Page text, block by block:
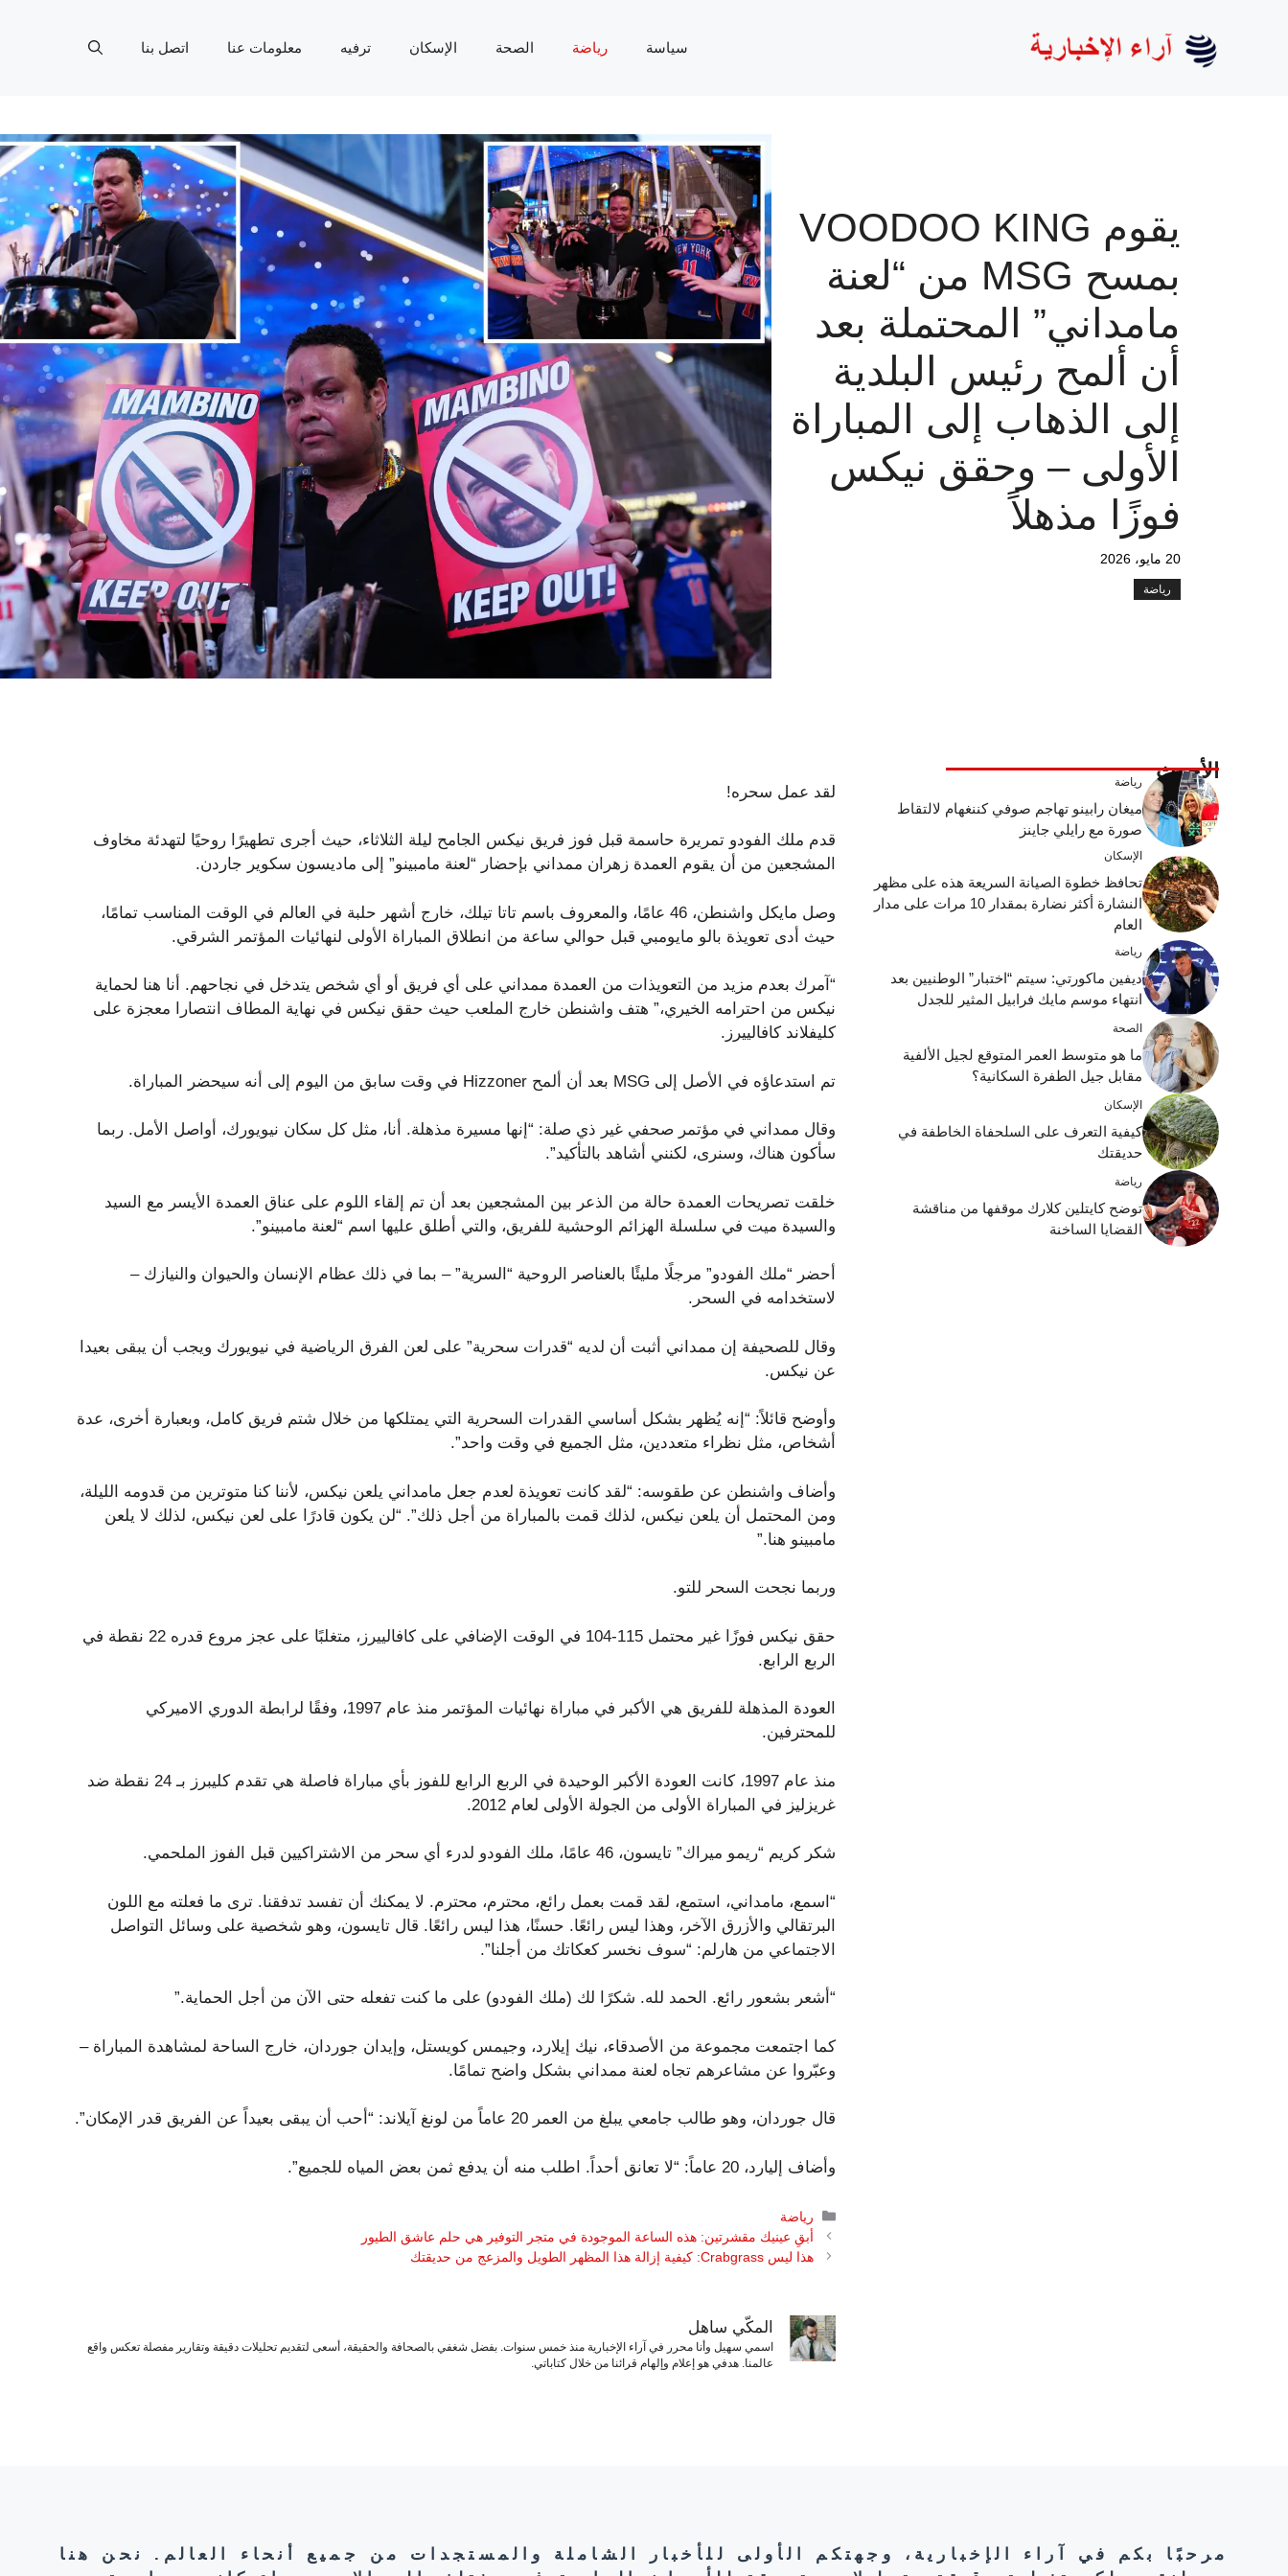
سياسة رياضة الصحة الإسكان ترفيه معلومات عنا اتصل بنا
يقوم VOODOO KING
بمسح MSG من “لعنة
مامداني” المحتملة بعد
أن ألمح رئيس البلدية
إلى الذهاب إلى المباراة
الأولى – وحقق نيكس
فوزًا مذهلاً
20 مايو، 2026
رياضة
لقد عمل سحره!
قدم ملك الفودو تمريرة حاسمة قبل فوز فريق نيكس الجامح ليلة الثلاثاء، حيث أجرى تطهيرًا روحيًا لتهدئة مخاوف
المشجعين من أن يقوم العمدة زهران ممداني بإحضار “لعنة مامبينو” إلى ماديسون سكوير جاردن.
وصل مايكل واشنطن، 46 عامًا، والمعروف باسم تاتا تيلك، خارج أشهر حلبة في العالم في الوقت المناسب تمامًا،
حيث أدى تعويذة بالو مايومبي قبل حوالي ساعة من انطلاق المباراة الأولى لنهائيات المؤتمر الشرقي.
“آمرك بعدم مزيد من التعويذات من العمدة ممداني على أي فريق أو أي شخص يتدخل في نجاحهم. أنا هنا لحماية
نيكس من احترامه الخيري،” هتف واشنطن خارج الملعب حيث حقق نيكس في نهاية المطاف انتصارا معجزة على
كليفلاند كافالييرز.
تم استدعاؤه في الأصل إلى MSG بعد أن ألمح Hizzoner في وقت سابق من اليوم إلى أنه سيحضر المباراة.
وقال ممداني في مؤتمر صحفي غير ذي صلة: “إنها مسيرة مذهلة. أنا، مثل كل سكان نيويورك، أواصل الأمل. ربما
سأكون هناك، وسنرى، لكنني أشاهد بالتأكيد”.
خلقت تصريحات العمدة حالة من الذعر بين المشجعين بعد أن تم إلقاء اللوم على عناق العمدة الأيسر مع السيد
والسيدة ميت في سلسلة الهزائم الوحشية للفريق، والتي أطلق عليها اسم “لعنة مامبينو”.
أحضر “ملك الفودو” مرجلًا مليئًا بالعناصر الروحية “السرية” – بما في ذلك عظام الإنسان والحيوان والنيازك –
لاستخدامه في السحر.
وقال للصحيفة إن ممداني أثبت أن لديه “قدرات سحرية” على لعن الفرق الرياضية في نيويورك ويجب أن يبقى بعيدا
عن نيكس.
وأوضح قائلاً: “إنه يُظهر بشكل أساسي القدرات السحرية التي يمتلكها من خلال شتم فريق كامل، وبعبارة أخرى، عدة
أشخاص، مثل نظراء متعددين، مثل الجميع في وقت واحد”.
وأضاف واشنطن عن طقوسه: “لقد كانت تعويذة لعدم جعل مامداني يلعن نيكس، لأننا كنا متوترين من قدومه الليلة،
ومن المحتمل أن يلعن نيكس، لذلك قمت بالمباراة من أجل ذلك”. “لن يكون قادرًا على لعن نيكس، لذلك لا يلعن
مامبينو هنا.”
وربما نجحت السحر للتو.
حقق نيكس فوزًا غير محتمل 115-104 في الوقت الإضافي على كافالييرز، متغلبًا على عجز مروع قدره 22 نقطة في
الربع الرابع.
العودة المذهلة للفريق هي الأكبر في مباراة نهائيات المؤتمر منذ عام 1997، وفقًا لرابطة الدوري الاميركي
للمحترفين.
منذ عام 1997، كانت العودة الأكبر الوحيدة في الربع الرابع للفوز بأي مباراة فاصلة هي تقدم كليبرز بـ 24 نقطة ضد
غريزليز في المباراة الأولى من الجولة الأولى لعام 2012.
شكر كريم “ريمو ميراك” تايسون، 46 عامًا، ملك الفودو لدرء أي سحر من الاشتراكيين قبل الفوز الملحمي.
“اسمع، مامداني، استمع، لقد قمت بعمل رائع، محترم، محترم. لا يمكنك أن تفسد تدفقنا. ترى ما فعلته مع اللون
البرتقالي والأزرق الآخر، وهذا ليس رائعًا. حسنًا، هذا ليس رائعًا. قال تايسون، وهو شخصية على وسائل التواصل
الاجتماعي من هارلم: “سوف نخسر كعكاتك من أجلنا”.
“أشعر بشعور رائع. الحمد لله. شكرًا لك (ملك الفودو) على ما كنت تفعله حتى الآن من أجل الحماية.”
كما اجتمعت مجموعة من الأصدقاء، نيك إيلارد، وجيمس كويستل، وإيدان جوردان، خارج الساحة لمشاهدة المباراة –
وعبّروا عن مشاعرهم تجاه لعنة ممداني بشكل واضح تمامًا.
قال جوردان، وهو طالب جامعي يبلغ من العمر 20 عاماً من لونغ آيلاند: “أحب أن يبقى بعيداً عن الفريق قدر الإمكان”.
وأضاف إليارد، 20 عاماً: “لا تعانق أحداً. اطلب منه أن يدفع ثمن بعض المياه للجميع”.
التصنيفات
رياضة
أبقِ عينيك مقشرتين: هذه الساعة الموجودة في متجر التوفير هي حلم عاشق الطيور
هذا ليس Crabgrass: كيفية إزالة هذا المظهر الطويل والمزعج من حديقتك
المكّي ساهل
اسمي سهيل وأنا محرر في آراء الإخبارية منذ خمس سنوات. بفضل شغفي بالصحافة والحقيقة، أسعى لتقديم تحليلات دقيقة وتقارير مفصلة تعكس واقع
عالمنا. هدفي هو إعلام وإلهام قرائنا من خلال كتاباتي.
الأحدث رياضة
ميغان رابينو تهاجم صوفي كننغهام لالتقاط
صورة مع رايلي جاينز
الإسكان
تحافظ خطوة الصيانة السريعة هذه على مظهر
النشارة أكثر نضارة بمقدار 10 مرات على مدار
العام
رياضة
ديفين ماكورتي: سيتم “اختبار” الوطنيين بعد
انتهاء موسم مايك فرابيل المثير للجدل
الصحة
ما هو متوسط ​​العمر المتوقع لجيل الألفية
مقابل جيل الطفرة السكانية؟
الإسكان
كيفية التعرف على السلحفاة الخاطفة في
حديقتك
رياضة
توضح كايتلين كلارك موقفها من مناقشة
القضايا الساخنة
مرحبًا بكم في آراء الإخبارية، وجهتكم الأولى للأخبار الشاملة والمستجدات من جميع أنحاء العالم. نحن هنا